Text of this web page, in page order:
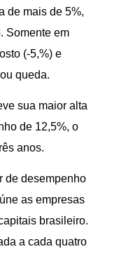
de mais de 5%,
Somente em
(-5,%) e
queda.
sua maior alta
de 12,5%, o
anos.
de desempenho
as empresas
brasileiro.
a cada quatro